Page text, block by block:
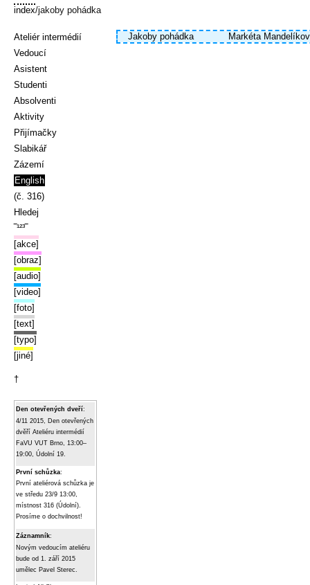
index/jakoby pohádka
Ateliér intermédií
Vedoucí
Asistent
Studenti
Absolventi
Aktivity
Přijímačky
Slabikář
Zázemí
English
(č. 316)
Hledej
‾¹²³‾
[akce]
[obraz]
[audio]
[video]
[foto]
[text]
[typo]
[jiné]
†
Den otevřených dveří:
4/11 2015, Den otevřených
dvěří Ateliéru intermédií
FaVU VUT Brno, 13:00–
19:00, Údolní 19.
První schůzka:
První ateliérová schůzka je
ve středu 23/9 13:00,
místnost 316 (Údolní).
Prosíme o dochvilnost!
Záznamník:
Novým vedoucím ateliéru
bude od 1. září 2015
umělec Pavel Sterec.
Jakoby pohádka Markéta